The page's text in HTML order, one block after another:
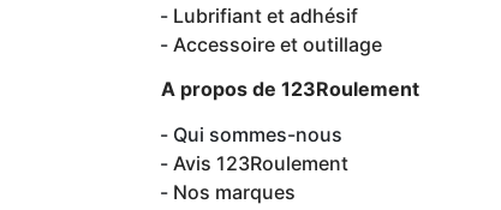
Lubrifiant et adhésif
Accessoire et outillage
A propos de 123Roulement
Qui sommes-nous
Avis 123Roulement
Nos marques